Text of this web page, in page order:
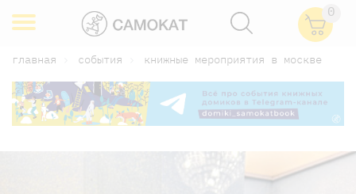
0
главная события книжные мероприятия в москве